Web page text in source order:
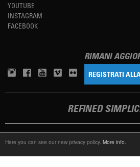
Here you can see our new privacy policy. More info.
YOUTUBE
INSTAGRAM
FACEBOOK
RIMANI
REGISTRATI
REFINED
ITALIANO